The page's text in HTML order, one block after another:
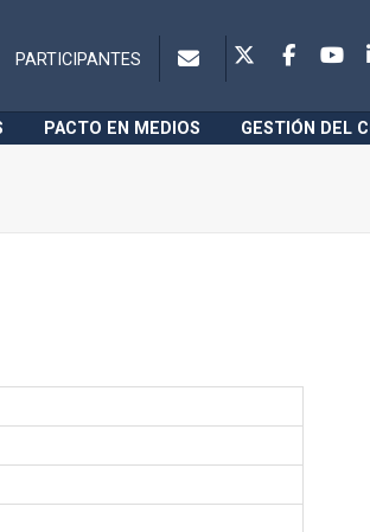
PARTICIPANTES
PACTO EN MEDIOS GESTIÓN DEL